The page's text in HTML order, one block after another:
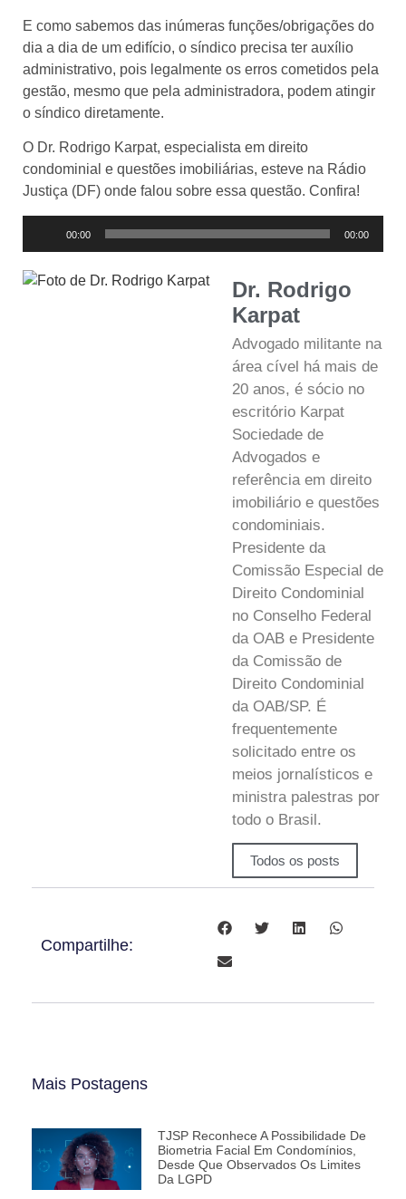
E como sabemos das inúmeras funções/obrigações do
dia a dia de um edifício, o síndico precisa ter auxílio
administrativo, pois legalmente os erros cometidos pela
gestão, mesmo que pela administradora, podem atingir
o síndico diretamente.
O Dr. Rodrigo Karpat, especialista em direito
condominial e questões imobiliárias, esteve na Rádio
Justiça (DF) onde falou sobre essa questão. Confira!
áudio
00:00 00:00
Dr. Rodrigo
Karpat
Advogado militante na
área cível há mais de
20 anos, é sócio no
escritório Karpat
Sociedade de
Advogados e
referência em direito
imobiliário e questões
condominiais.
Presidente da
Comissão Especial de
Direito Condominial
no Conselho Federal
da OAB e Presidente
da Comissão de
Direito Condominial
da OAB/SP. É
frequentemente
solicitado entre os
meios jornalísticos e
ministra palestras por
todo o Brasil.
Todos os posts
Compartilhe:
Mais Postagens
TJSP Reconhece A Possibilidade De
Biometria Facial Em Condomínios,
Desde Que Observados Os Limites
Da LGPD